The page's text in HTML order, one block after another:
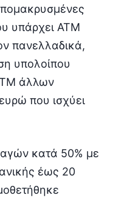
υπάρχει ΑΤΜ
πανελλαδικά,
υπολοίπου
άλλων
που ισχύει
κατά 50% με
έως 20